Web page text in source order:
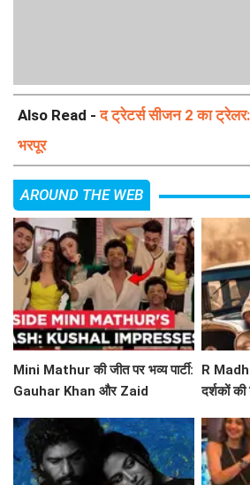
Also Read -द ट्रेटर्स सीजन 2 का
भरपूर
AROUND THE WEB
Mini Mathur की जीत पर भव्य पार्टी:
Gauhar Khan और Zaid
R
दर्शकों की